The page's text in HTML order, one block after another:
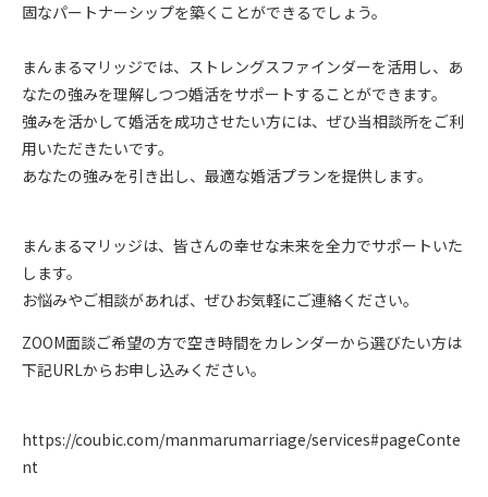
固なパートナーシップを築くことができるでしょう。
まんまるマリッジでは、ストレングスファインダーを活用し、あ
なたの強みを理解しつつ婚活をサポートすることができます。
強みを活かして婚活を成功させたい方には、ぜひ当相談所をご利
用いただきたいです。
あなたの強みを引き出し、最適な婚活プランを提供します。
まんまるマリッジは、皆さんの幸せな未来を全力でサポートいた
します。
お悩みやご相談があれば、ぜひお気軽にご連絡ください。
ZOOM面談ご希望の方で空き時間をカレンダーから選びたい方は
下記URLからお申し込みください。
https://coubic.com/manmarumarriage/services#pageConte
nt